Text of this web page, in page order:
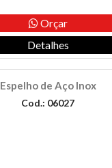
Orçar
Detalhes
Espelho de Aço Inox
Cod.: 06027